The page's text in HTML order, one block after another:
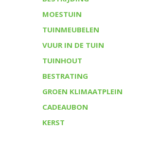
MOESTUIN
TUINMEUBELEN
VUUR IN DE TUIN
TUINHOUT
BESTRATING
GROEN KLIMAATPLEIN
CADEAUBON
KERST